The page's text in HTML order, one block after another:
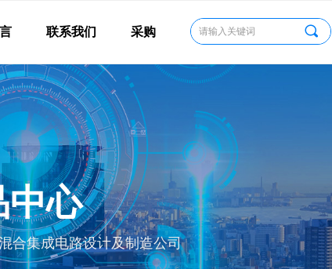
联系我们 采购 끠
中心
合集成电路设计及制造公司